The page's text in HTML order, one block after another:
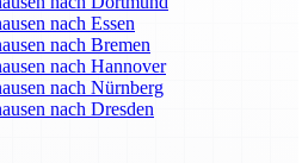
nach Essen
nach Bremen
nach Hannover
nach Nürnberg
nach Dresden